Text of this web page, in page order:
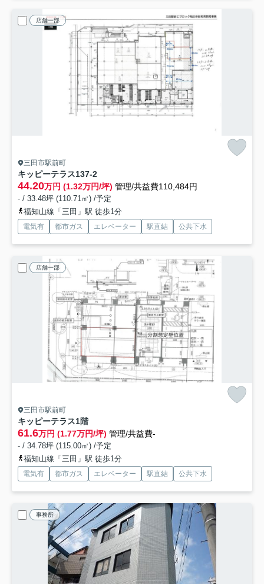
店舗一部
三田市駅前町
キッピーテラス137-2
44.20万円 (1.32万円/坪) 管理/共益費110,484円
- / 33.48坪 (110.71㎡) /予定
福知山線「三田」駅 徒歩1分
電気有 都市ガス エレベーター 駅直結 公共下水
店舗一部
三田市駅前町
キッピーテラス1階
61.6万円 (1.77万円/坪) 管理/共益費-
- / 34.78坪 (115.00㎡) /予定
福知山線「三田」駅 徒歩1分
電気有 都市ガス エレベーター 駅直結 公共下水
事務所